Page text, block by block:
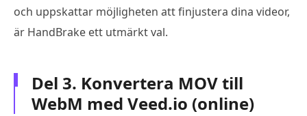
och uppskattar möjligheten att finjustera dina videor,
är HandBrake ett utmärkt val.
Del 3. Konvertera MOV till
WebM med Veed.io (online)